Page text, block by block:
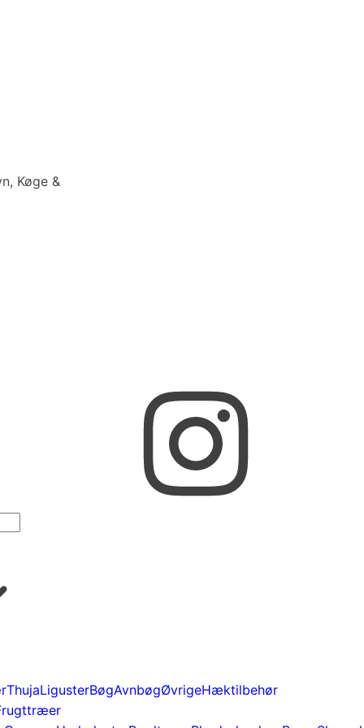
Køge &
ThujaLigusterBøgAvnbøgØvrigeHæktilbehør